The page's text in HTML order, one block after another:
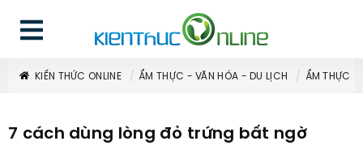
KIẾN THỨC ONLINE ẨM THỰC - VĂN HÓA - DU LỊCH ẨM THỰC
7 cách dùng lòng đỏ trứng bất ngờ